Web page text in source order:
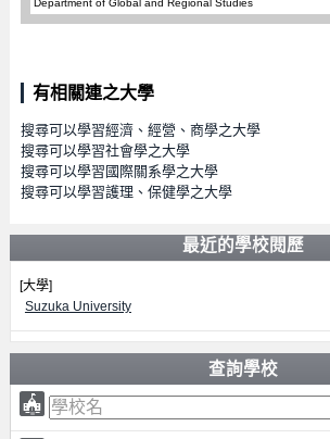
Department of Global and Regional Studies
有相關連之大學
搜尋可以學習經濟、經營、商學之大學
搜尋可以學習社會學之大學
搜尋可以學習國際關系學之大學
搜尋可以學習護理、保健學之大學
最近的學校閱歷
[大學]
Suzuka University
查詢學校